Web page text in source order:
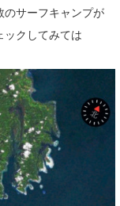
のサーフキャンプが
ックしてみては